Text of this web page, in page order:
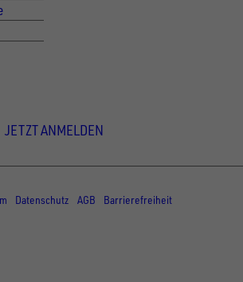
JETZT ANMELDEN
Datenschutz AGB Barrierefreiheit